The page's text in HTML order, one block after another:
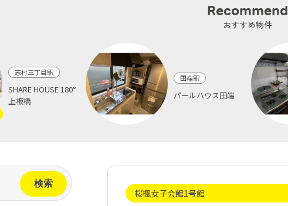
Recommend
おすすめ物件
志村三丁目駅
SHARE HOUSE 180°
上板橋
田端駅
パールハウス田端
桜楓女子会館1号館